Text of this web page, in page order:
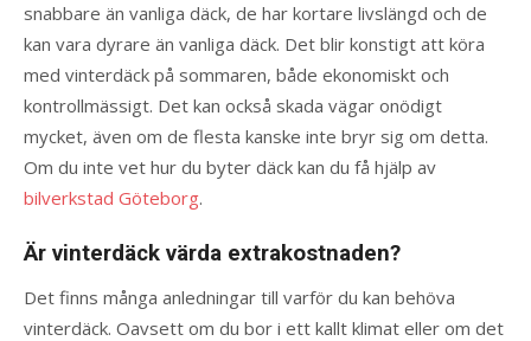
snabbare än vanliga däck, de har kortare livslängd och de
kan vara dyrare än vanliga däck. Det blir konstigt att köra
med vinterdäck på sommaren, både ekonomiskt och
kontrollmässigt. Det kan också skada vägar onödigt
mycket, även om de flesta kanske inte bryr sig om detta.
Om du inte vet hur du byter däck kan du få hjälp av
bilverkstad Göteborg.
Är vinterdäck värda extrakostnaden?
Det finns många anledningar till varför du kan behöva
vinterdäck. Oavsett om du bor i ett kallt klimat eller om det